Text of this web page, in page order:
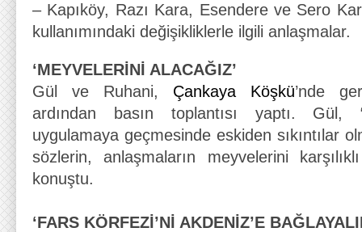
– Kapıköy, Razı Kara, Esendere ve Sero
kullanımındaki değişikliklerle ilgili anlaşmalar.
‘MEYVELERİNİ ALACAĞIZ’
Gül ve Ruhani, Çankaya Köşkü’nde
ardından basın toplantısı yaptı. Gül,
uygulamaya geçmesinde eskiden sıkıntılar
sözlerin, anlaşmaların meyvelerini
konuştu.
‘FARS KÖRFEZİ’Nİ AKDENİZ’E